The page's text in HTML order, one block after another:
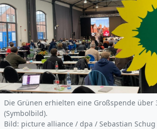
Die Grünen erhielten eine Großspende über
(Symbolbild).
Bild: picture alliance / dpa / Sebastian Schug